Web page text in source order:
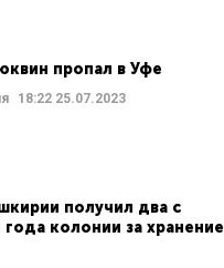
пропал в Уфе
18:22 25.07.2023
получил два с
колонии за хранение